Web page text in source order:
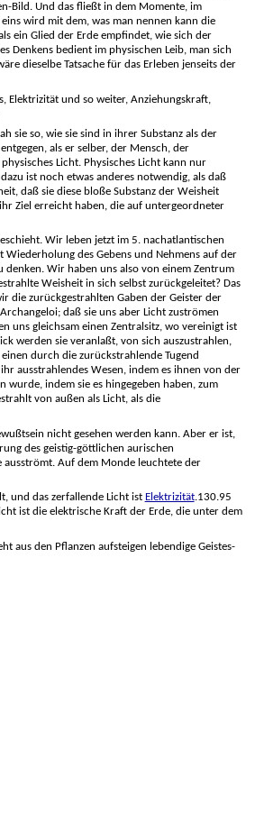
Bild. Und das fließt in dem Momente, im
wird mit dem, was man nennen kann die
ein Glied der Erde empfindet, wie sich der
Denkens bedient im physischen Leib, man sich
dieselbe Tatsache für das Erleben jenseits der
Elektrizität und so weiter, Anziehungskraft,
sie so, wie sie sind in ihrer Substanz als der
als er selber, der Mensch, der
Licht. Physisches Licht kann nur
ist noch etwas anderes notwendig, als daß
daß sie diese bloße Substanz der Weisheit
Ziel erreicht haben, die auf untergeordneter
Wir leben jetzt im 5. nachatlantischen
des Gebens und Nehmens auf der
Wir haben uns also von einem Zentrum
Weisheit in sich selbst zurückgeleitet? Das
die zurückgestrahlten Gaben der Geister der
daß sie uns aber Licht zuströmen
uns gleichsam einen Zentralsitz, wo vereinigt ist
werden sie veranlaßt, von sich auszustrahlen,
durch die zurückstrahlende Tugend
ausstrahlendes Wesen, indem es ihnen von der
wurde, indem sie es hingegeben haben, zum
von außen als Licht, als die
nicht gesehen werden kann. Aber er ist,
des geistig-göttlichen aurischen
ausströmt. Auf dem Monde leuchtete der
und das zerfallende Licht ist Elektrizität.130.95
ist die elektrische Kraft der Erde, die unter dem
aus den Pflanzen aufsteigen lebendige Geistes-